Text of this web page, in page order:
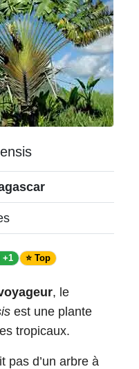
+1 ⭐ Top
, le
est une plante
tropicaux.
pas d’un arbre à